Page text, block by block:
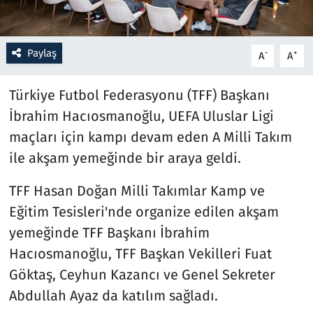
Paylaş A- A+
Türkiye Futbol Federasyonu (TFF) Başkanı
İbrahim Hacıosmanoğlu, UEFA Uluslar Ligi
maçları için kampı devam eden A Milli Takım
ile akşam yemeğinde bir araya geldi.
TFF Hasan Doğan Milli Takımlar Kamp ve
Eğitim Tesisleri'nde organize edilen akşam
yemeğinde TFF Başkanı İbrahim
Hacıosmanoğlu, TFF Başkan Vekilleri Fuat
Göktaş, Ceyhun Kazancı ve Genel Sekreter
Abdullah Ayaz da katılım sağladı.
Sağlık
Savunma Sanayi
Seçim 2023
Spor
Teknoloji ve Bilim
Televizyon